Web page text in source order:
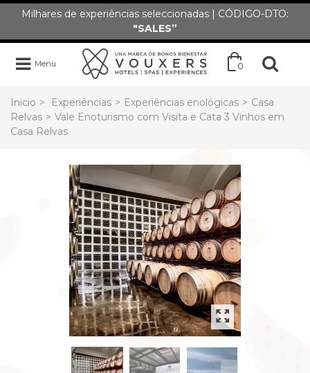
Milhares de experiências seleccionadas | CÓDIGO-DTO:
"SALES”
Menu 0
Inicio > Experiências > Experiências enológicas > Casa
Relvas > Vale Enoturismo com Visita e Cata 3 Vinhos em
Casa Relvas
prev next